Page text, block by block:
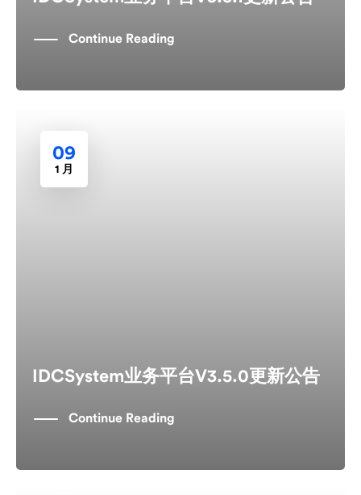
Continue Reading
09
1 月
IDCSystem业务平台V3.5.0更新公告
Continue Reading